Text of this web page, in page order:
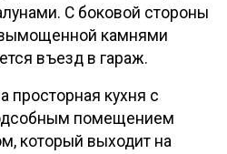
С боковой стороны
камнями
въезд в гараж.
кухня с
помещением
который выходит на